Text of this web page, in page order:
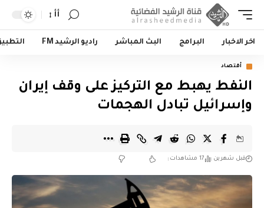
أأ
اخر الاخبار البرامج البث المباشر راديو الرشيد FM
أقتصاد
النفط يهبط مع التركيز على وقف إيران
وإسرائيل تبادل الهجمات
قبل شهرين 17 مشاهدات